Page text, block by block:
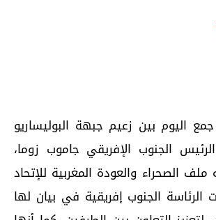
اليوم بين زعيم جبهة البوليساريو
الجنوب الإفريقي جاموب زوما،
ملف الصحراء والعودة المغربية للإتحاد
الرئاسة الجنوب إفريقية في بيان لها